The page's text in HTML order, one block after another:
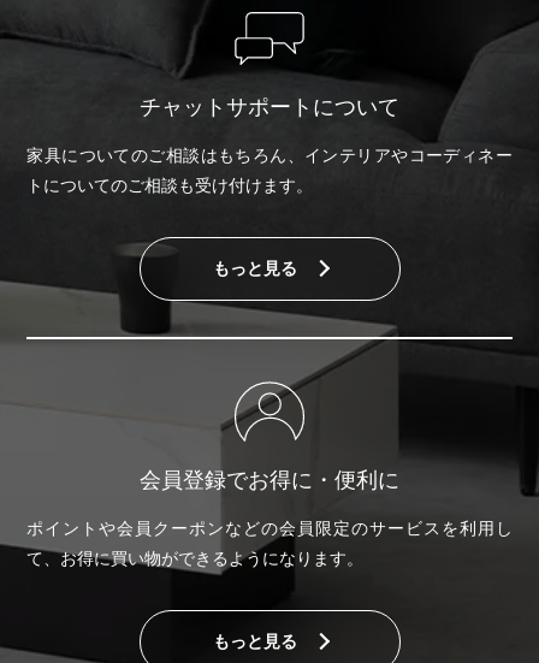
チャットサポートについて
家具についてのご相談はもちろん、インテリアやコーディネー
トについてのご相談も受け付けます。
もっと見る
会員登録でお得に・便利に
ポイントや会員クーポンなどの会員限定のサービスを利用し
て、お得に買い物ができるようになります。
もっと見る